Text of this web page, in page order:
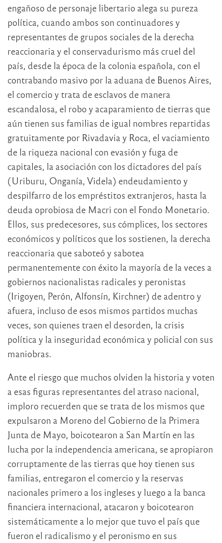
engañoso de personaje libertario alega su pureza
política, cuando ambos son continuadores y
representantes de grupos sociales de la derecha
reaccionaria y el conservadurismo más cruel del
país, desde la época de la colonia española, con el
contrabando masivo por la aduana de Buenos Aires,
el comercio y trata de esclavos de manera
escandalosa, el robo y acaparamiento de tierras que
aún tienen sus familias de igual nombres repartidas
gratuitamente por Rivadavia y Roca, el vaciamiento
de la riqueza nacional con evasión y fuga de
capitales, la asociación con los dictadores del país
(Uriburu, Onganía, Videla) endeudamiento y
despilfarro de los empréstitos extranjeros, hasta la
deuda oprobiosa de Macri con el Fondo Monetario.
Ellos, sus predecesores, sus cómplices, los sectores
económicos y políticos que los sostienen, la derecha
reaccionaria que saboteó y sabotea
permanentemente con éxito la mayoría de la veces a
gobiernos nacionalistas radicales y peronistas
(Irigoyen, Perón, Alfonsín, Kirchner) de adentro y
afuera, incluso de esos mismos partidos muchas
veces, son quienes traen el desorden, la crisis
política y la inseguridad económica y policial con sus
maniobras.
Ante el riesgo que muchos olviden la historia y voten
a esas figuras representantes del atraso nacional,
imploro recuerden que se trata de los mismos que
expulsaron a Moreno del Gobierno de la Primera
Junta de Mayo, boicotearon a San Martín en las
lucha por la independencia americana, se apropiaron
corruptamente de las tierras que hoy tienen sus
familias, entregaron el comercio y la reservas
nacionales primero a los ingleses y luego a la banca
financiera internacional, atacaron y boicotearon
sistemáticamente a lo mejor que tuvo el país que
fueron el radicalismo y el peronismo en sus